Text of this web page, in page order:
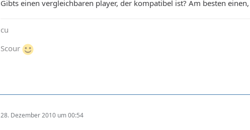
Gibts einen vergleichbaren player, der kompatibel ist? Am besten
cu
Scour
28. Dezember 2010 um 00:54